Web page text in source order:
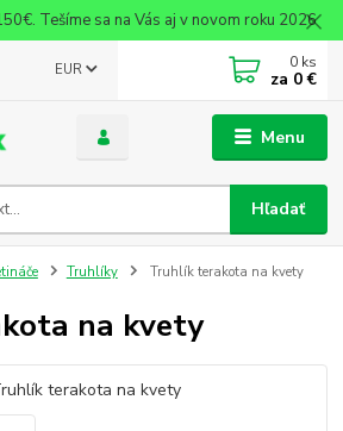
Tešíme sa na Vás aj v novom roku 2026
Menu
EUR
Hľadať
0 ks
za 0 €
Truhlíky Truhlík terakota na kvety
na kvety